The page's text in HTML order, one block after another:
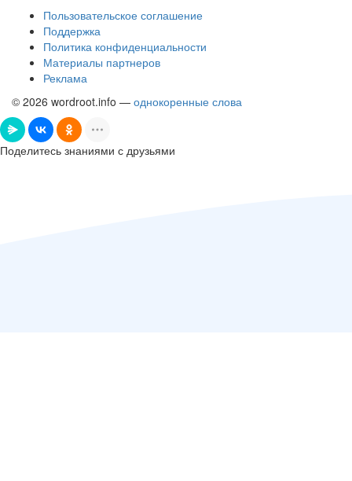
Пользовательское соглашение
Поддержка
Политика конфиденциальности
Материалы партнеров
Реклама
© 2026 wordroot.info — однокоренные слова
Поделитесь знаниями с друзьями